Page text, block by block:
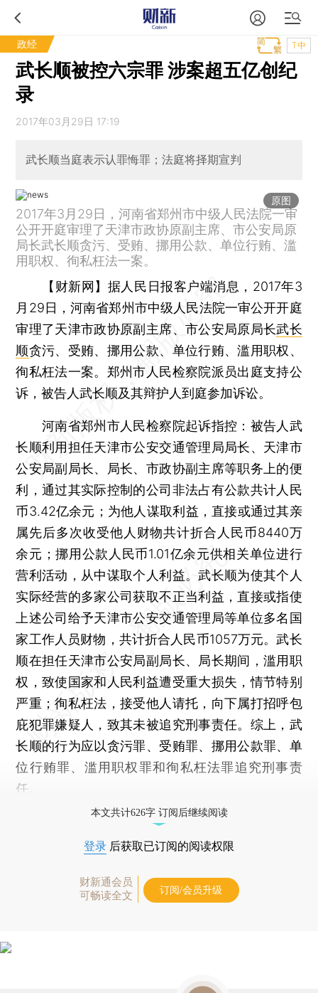
政经 T中
武长顺被控六宗罪 涉案超五亿创纪
录
2017年03月29日 17:19
武长顺当庭表示认罪悔罪；法庭将择期宣判
原图
2017年3月29日，河南省郑州市中级人民法院一审
公开开庭审理了天津市政协原副主席、市公安局原
局长武长顺贪污、受贿、挪用公款、单位行贿、滥
用职权、徇私枉法一案。
【财新网】 据人民日报客户端消息，2017年3
月29日，河南省郑州市中级人民法院一审公开开庭
审理了天津市政协原副主席、市公安局原局长武长
顺贪污、受贿、挪用公款、单位行贿、滥用职权、
徇私枉法一案。郑州市人民检察院派员出庭支持公
诉，被告人武长顺及其辩护人到庭参加诉讼。
河南省郑州市人民检察院起诉指控：被告人武
长顺利用担任天津市公安交通管理局局长、天津市
公安局副局长、局长、市政协副主席等职务上的便
利，通过其实际控制的公司非法占有公款共计人民
币3.42亿余元；为他人谋取利益，直接或通过其亲
属先后多次收受他人财物共计折合人民币8440万
余元；挪用公款人民币1.01亿余元供相关单位进行
营利活动，从中谋取个人利益。武长顺为使其个人
实际经营的多家公司获取不正当利益，直接或指使
上述公司给予天津市公安交通管理局等单位多名国
家工作人员财物，共计折合人民币1057万元。武长
顺在担任天津市公安局副局长、局长期间，滥用职
权，致使国家和人民利益遭受重大损失，情节特别
严重；徇私枉法，接受他人请托，向下属打招呼包
庇犯罪嫌疑人，致其未被追究刑事责任。综上，武
长顺的行为应以贪污罪、受贿罪、挪用公款罪、单
位行贿罪、滥用职权罪和徇私枉法罪追究刑事责
任。
本文共计626字 订阅后继续阅读
登录 后获取已订阅的阅读权限
财新通会员
可畅读全文
订阅/会员升级